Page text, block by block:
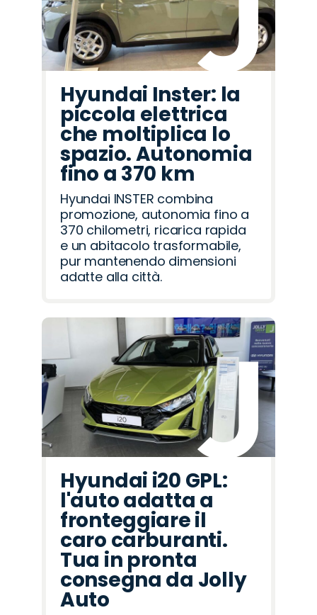
Hyundai Inster: la
piccola elettrica
che moltiplica lo
spazio. Autonomia
fino a 370 km
Hyundai INSTER combina
promozione, autonomia fino a
370 chilometri, ricarica rapida
e un abitacolo trasformabile,
pur mantenendo dimensioni
adatte alla città.
Hyundai i20 GPL:
l'auto adatta a
fronteggiare il
caro carburanti.
Tua in pronta
consegna da Jolly
Auto